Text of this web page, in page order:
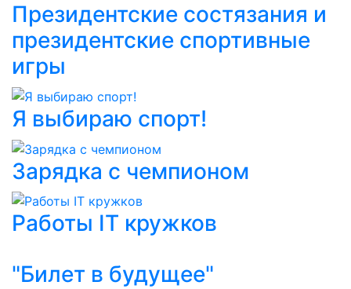
Президентские состязания и
президентские спортивные
игры
Я выбираю спорт!
Зарядка с чемпионом
Работы IT кружков
"Билет в будущее"